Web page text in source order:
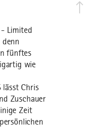
- Limited
denn
fünftes
wie
lässt Chris
Zuschauer
Zeit